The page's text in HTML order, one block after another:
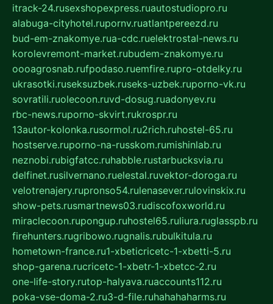
itrack-24.rusexshopexpress.ruautostudiopro.ru
alabuga-cityhotel.rupornv.ruatlantpereezd.ru
bud-em-znakomye.rua-cdc.ruelektrostal-news.ru
korolevremont-market.rubudem-znakomye.ru
oooagrosnab.rufpodaso.ruemfire.rupro-otdelky.ru
ukrasotki.ruseksuzbek.ruseks-uzbek.ruporno-vk.ru
sovratili.ruolecoon.ruvd-dosug.ruadonyev.ru
rbc-news.ruporno-skvirt.rukrospr.ru
13autor-kolonka.rusormol.ru2rich.ruhostel-65.ru
hostserve.ruporno-na-russkom.rumishinlab.ru
neznobi.rubigfatcc.ruhabble.rustarbucksvia.ru
delfinet.rusilvernano.ruelestal.ruvektor-doroga.ru
velotrenajery.rupronso54.rulenasever.rulovinskix.ru
show-pets.rusmartnews03.rudiscofoxworld.ru
miraclecoon.rupongup.ruhostel65.ruliura.ruglasspb.ru
firehunters.rugribowo.rugnalis.rubulkitula.ru
hometown-france.ru1-xbeticricetc-1-xbetti-5.ru
shop-garena.rucricetc-1-xbetr-1-xbetcc-2.ru
one-life-story.rutop-halyava.ruaccounts112.ru
poka-vse-doma-2.ru3-d-file.ruhahahaharms.ru